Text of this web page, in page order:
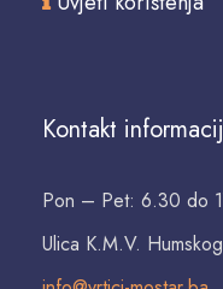
Kontakt
Pon – Pet: 6.30 do
Ulica K.M.V.